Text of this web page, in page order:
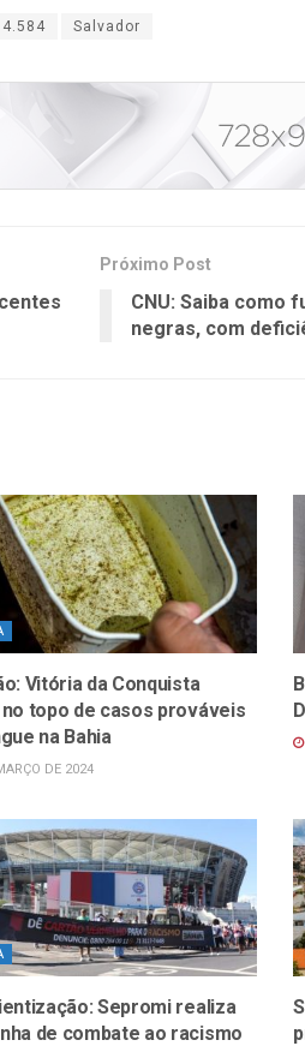
Salvador
Próximo Post
CNU: Saiba como
negras, com
Vitória da Conquista
topo de casos prováveis
na Bahia
DE 2024
Sepromi realiza
de combate ao racismo